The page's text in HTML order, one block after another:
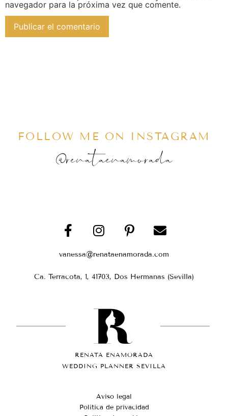
navegador para la próxima vez que comente.
FOLLOW ME ON INSTAGRAM
@renataenamorada
vanessa@renataenamorada.com
Ca. Terracota, 1, 41703, Dos Hermanas (Sevilla)
RENATA ENAMORADA
WEDDING PLANNER SEVILLA
Aviso legal
Política de privacidad